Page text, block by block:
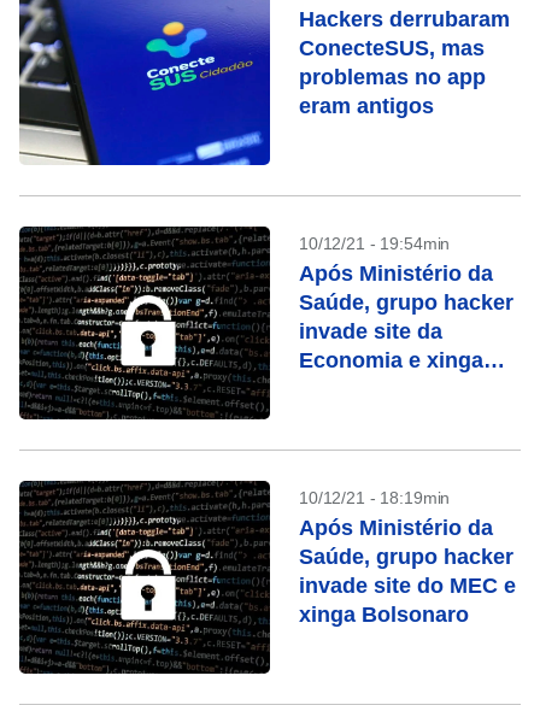
Hackers derrubaram
ConecteSUS, mas
problemas no app
eram antigos
10/12/21 - 19:54min
Após Ministério da
Saúde, grupo hacker
invade site da
Economia e xinga
10/12/21 - 18:19min
Após Ministério da
Saúde, grupo hacker
invade site do MEC e
xinga Bolsonaro